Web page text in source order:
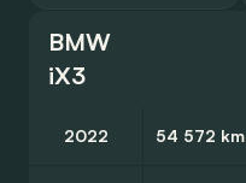
BMW
iX3
2022 54 572 km